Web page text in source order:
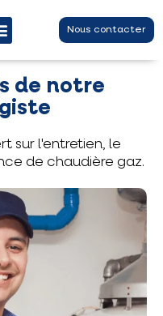
Nous contacter
de notre
sur l'entretien, le
de chaudière gaz.